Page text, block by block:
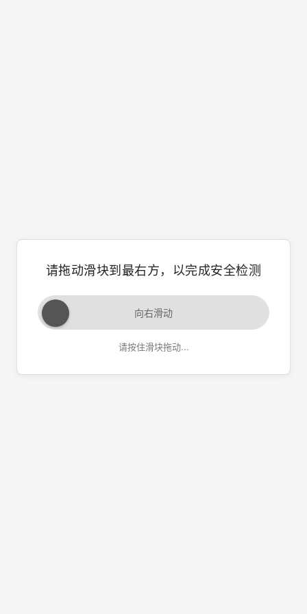
请拖动滑块到最右方，以完成安全检测
向右滑动
请按住滑块拖动...